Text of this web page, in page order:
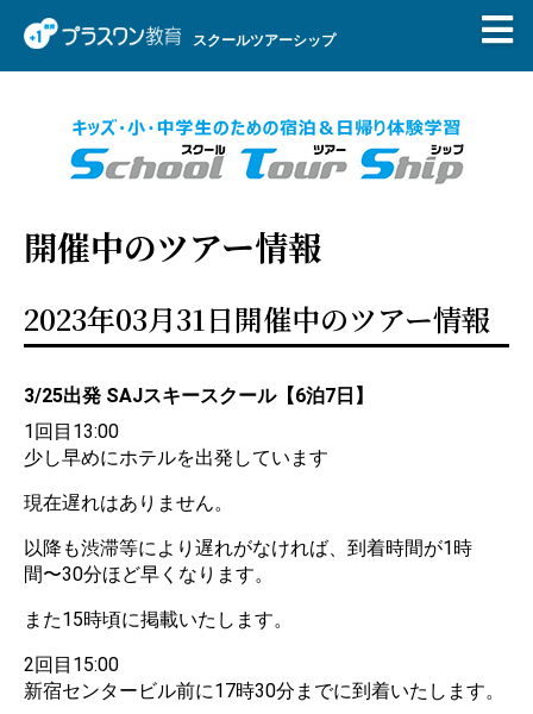
スクールツアーシップ
開催中のツアー情報
2023年03月31日開催中のツアー情報
3/25出発 SAJスキースクール【6泊7日】
1回目13:00
少し早めにホテルを出発しています
現在遅れはありません。
以降も渋滞等により遅れがなければ、到着時間が1時
間〜30分ほど早くなります。
また15時頃に掲載いたします。
2回目15:00
新宿センタービル前に17時30分までに到着いたします。